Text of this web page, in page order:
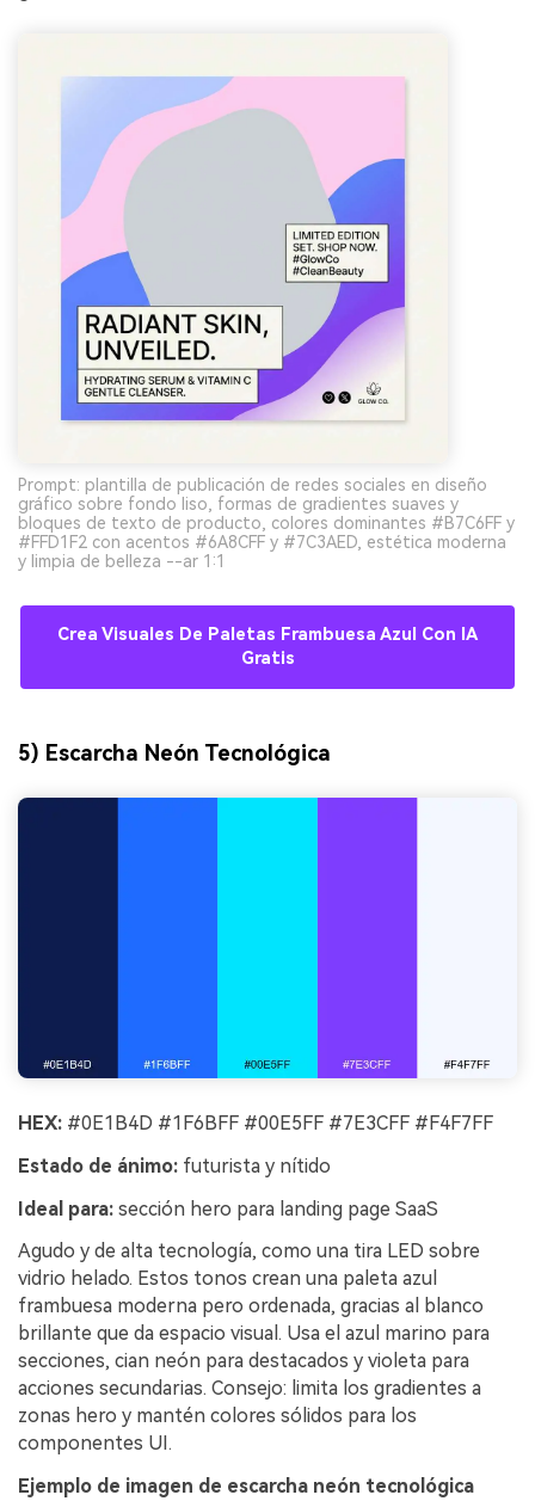
Prompt: plantilla de publicación de redes sociales en diseño
gráfico sobre fondo liso, formas de gradientes suaves y
bloques de texto de producto, colores dominantes #B7C6FF y
#FFD1F2 con acentos #6A8CFF y #7C3AED, estética moderna
y limpia de belleza --ar 1:1
Crea Visuales De Paletas Frambuesa Azul Con IA
Gratis
5) Escarcha Neón Tecnológica
HEX: #0E1B4D #1F6BFF #00E5FF #7E3CFF #F4F7FF
Estado de ánimo: futurista y nítido
Ideal para: sección hero para landing page SaaS
Agudo y de alta tecnología, como una tira LED sobre
vidrio helado. Estos tonos crean una paleta azul
frambuesa moderna pero ordenada, gracias al blanco
brillante que da espacio visual. Usa el azul marino para
secciones, cian neón para destacados y violeta para
acciones secundarias. Consejo: limita los gradientes a
zonas hero y mantén colores sólidos para los
componentes UI.
Ejemplo de imagen de escarcha neón tecnológica